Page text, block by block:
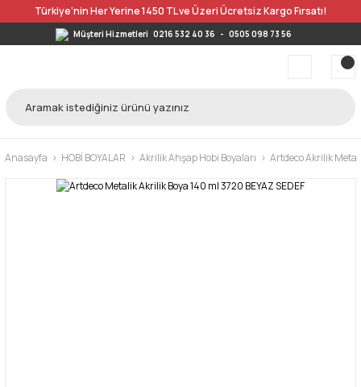
Türkiye’nin Her Yerine 1450 TL ve Üzeri Ücretsiz Kargo Fırsatı!
Müşteri Hizmetleri 0216 532 40 36 - 0505 098 73 56
Anasayfa HOBİ BOYALAR Akrilik Ahşap Hobi Boyaları Artdeco Akrilik